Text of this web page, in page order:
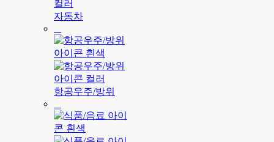
자동차
항공우주/방위